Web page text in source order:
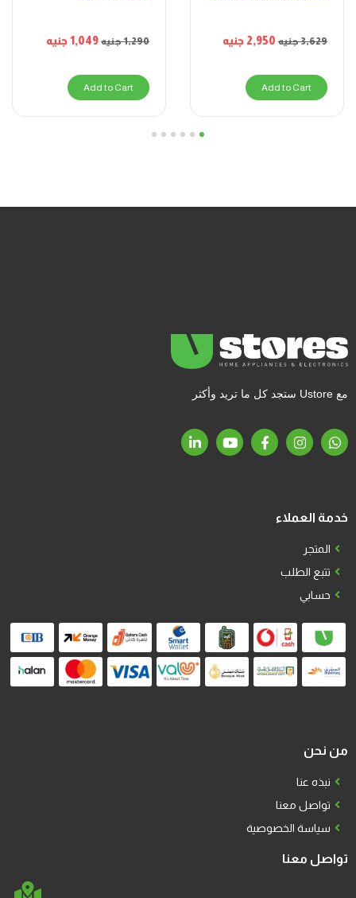
3,629جنيه 2,950 جنيه
Add to Cart
1,290جنيه 1,049جنيه
Add to Cart
1
2
مع Ustore ستجد كل ما تريد وأكثر
خدمة العملاء
المتجر
تتبع الطلب
حسابي
من نحن
نبذه عنا
تواصل معنا
سياسة الخصوصية
تواصل معنا